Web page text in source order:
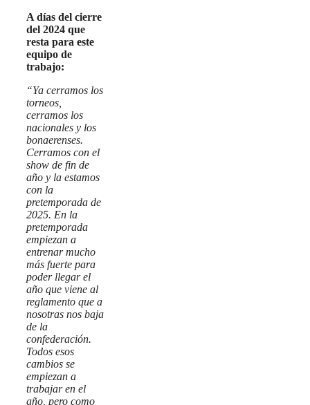
A días del cierre
del 2024 que
resta para este
equipo de
trabajo:
“Ya cerramos los
torneos,
cerramos los
nacionales y los
bonaerenses.
Cerramos con el
show de fin de
año y la estamos
con la
pretemporada de
2025. En la
pretemporada
empiezan a
entrenar mucho
más fuerte para
poder llegar el
año que viene al
reglamento que a
nosotras nos baja
de la
confederación.
Todos esos
cambios se
empiezan a
trabajar en el
año, pero como